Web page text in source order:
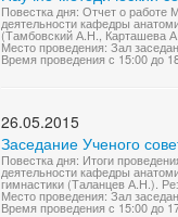
Повестка дня: Отчет о работе
деятельности кафедры
(Тамбовский А.Н., Карташева
Место проведения: Зал
Время проведения с 15:00 до
26.05.2015
Заседание Ученого
Повестка дня: Итоги
деятельности кафедры
гимнастики (Таланцев А.Н.).
Место проведения: Зал
Время проведения с 15:00 до